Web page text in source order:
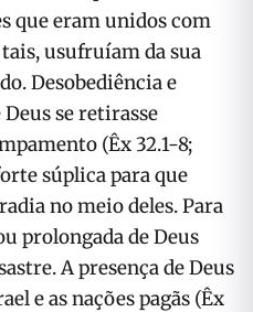
que eram unidos com
usufruíam da sua
Desobediência e
se retirasse
(Êx 32.1-8;
súplica para que
no meio deles. Para
prolongada de Deus
A presença de Deus
e as nações pagãs (Êx